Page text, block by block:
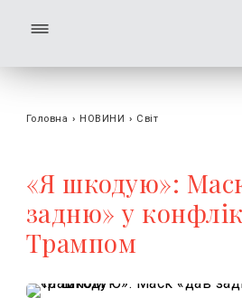
Головна › НОВИНИ › Світ
«Я шкодую»:
задню» у
Трампом